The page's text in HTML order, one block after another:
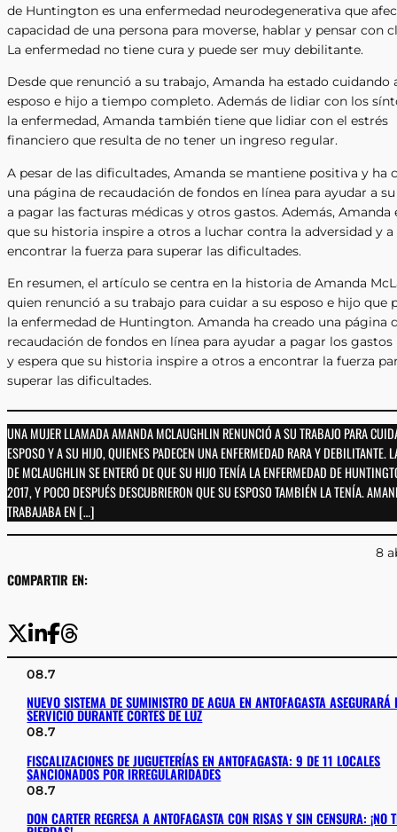
de Huntington es una enfermedad neurodegenerativa que
capacidad de una persona para moverse, hablar y pensar con
La enfermedad no tiene cura y puede ser muy debilitante.
Desde que renunció a su trabajo, Amanda ha estado cuidando
esposo e hijo a tiempo completo. Además de lidiar con los
la enfermedad, Amanda también tiene que lidiar con el estrés
financiero que resulta de no tener un ingreso regular.
A pesar de las dificultades, Amanda se mantiene positiva y ha
una página de recaudación de fondos en línea para ayudar a
a pagar las facturas médicas y otros gastos. Además, Amanda
que su historia inspire a otros a luchar contra la adversidad y a
encontrar la fuerza para superar las dificultades.
En resumen, el artículo se centra en la historia de Amanda
quien renunció a su trabajo para cuidar a su esposo e hijo que
la enfermedad de Huntington. Amanda ha creado una página
recaudación de fondos en línea para ayudar a pagar los
y espera que su historia inspire a otros a encontrar la fuerza
superar las dificultades.
UNA MUJER LLAMADA AMANDA MCLAUGHLIN RENUNCIÓ A SU TRABAJO PARA
ESPOSO Y A SU HIJO, QUIENES PADECEN UNA ENFERMEDAD RARA Y DEBILITANTE.
DE MCLAUGHLIN SE ENTERÓ DE QUE SU HIJO TENÍA LA ENFERMEDAD DE
2017, Y POCO DESPUÉS DESCUBRIERON QUE SU ESPOSO TAMBIÉN LA TENÍA.
TRABAJABA EN […]
COMPARTIR EN:
8
08.7
NUEVO SISTEMA DE SUMINISTRO DE AGUA EN ANTOFAGASTA ASEGURARÁ
SERVICIO DURANTE CORTES DE LUZ
08.7
FISCALIZACIONES DE JUGUETERÍAS EN ANTOFAGASTA: 9 DE 11 LOCALES
SANCIONADOS POR IRREGULARIDADES
08.7
DON CARTER REGRESA A ANTOFAGASTA CON RISAS Y SIN CENSURA: ¡NO